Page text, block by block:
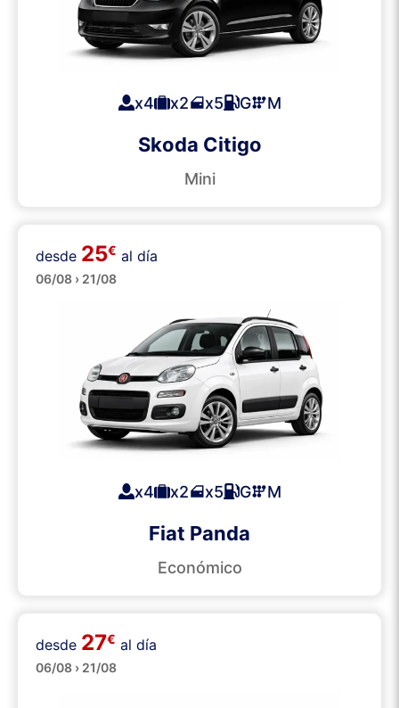
x4 x2 x5 G M
Skoda Citigo
Mini
Pequeños
desde 25€ al día
06/08 › 21/08
x4 x2 x5 G M
Fiat Panda
Económico
Medianos
desde 27€ al día
06/08 › 21/08